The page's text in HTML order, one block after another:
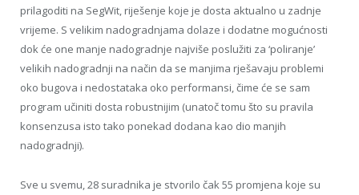
prilagoditi na SegWit, riješenje koje je dosta aktualno u zadnje
vrijeme. S velikim nadogradnjama dolaze i dodatne mogućnosti
dok će one manje nadogradnje najviše poslužiti za ‘poliranje’
velikih nadogradnji na način da se manjima rješavaju problemi
oko bugova i nedostataka oko performansi, čime će se sam
program učiniti dosta robustnijim (unatoč tomu što su pravila
konsenzusa isto tako ponekad dodana kao dio manjih
nadogradnji).
Sve u svemu, 28 suradnika je stvorilo čak 55 promjena koje su